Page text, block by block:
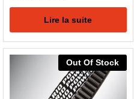
Lire la suite
Out Of Stock